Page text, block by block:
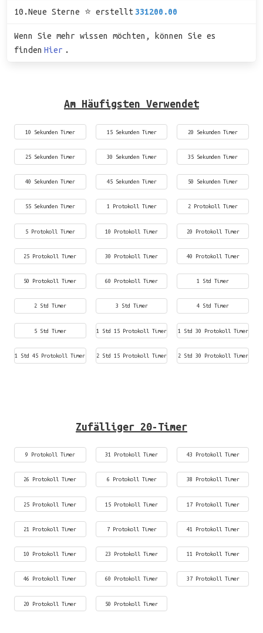
10.Neue Sterne ⭐ erstellt 331200.00
Wenn Sie mehr wissen möchten, können Sie es
finden Hier .
Am Häufigsten Verwendet
10 Sekunden Timer 15 Sekunden Timer 20 Sekunden Timer
25 Sekunden Timer 30 Sekunden Timer 35 Sekunden Timer
40 Sekunden Timer 45 Sekunden Timer 50 Sekunden Timer
55 Sekunden Timer 1 Protokoll Timer 2 Protokoll Timer
5 Protokoll Timer 10 Protokoll Timer 20 Protokoll Timer
25 Protokoll Timer 30 Protokoll Timer 40 Protokoll Timer
50 Protokoll Timer 60 Protokoll Timer 1 Std Timer
2 Std Timer 3 Std Timer 4 Std Timer
5 Std Timer 1 Std 15 Protokoll Timer 1 Std 30 Protokoll Timer
1 Std 45 Protokoll Timer 2 Std 15 Protokoll Timer 2 Std 30 Protokoll Timer
Zufälliger 20-Timer
9 Protokoll Timer 31 Protokoll Timer 43 Protokoll Timer
26 Protokoll Timer 6 Protokoll Timer 38 Protokoll Timer
25 Protokoll Timer 15 Protokoll Timer 17 Protokoll Timer
21 Protokoll Timer 7 Protokoll Timer 41 Protokoll Timer
10 Protokoll Timer 23 Protokoll Timer 11 Protokoll Timer
46 Protokoll Timer 60 Protokoll Timer 37 Protokoll Timer
20 Protokoll Timer 50 Protokoll Timer